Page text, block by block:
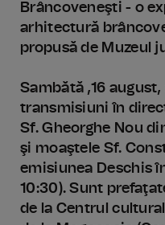
Brâncoveneşti - o
arhitectură
propusă de Muzeul
Sambătă ,16
transmisiuni în
Sf. Gheorghe Nou
şi moaştele Sf.
emisiunea Deschis
10:30). Sunt
de la Centrul